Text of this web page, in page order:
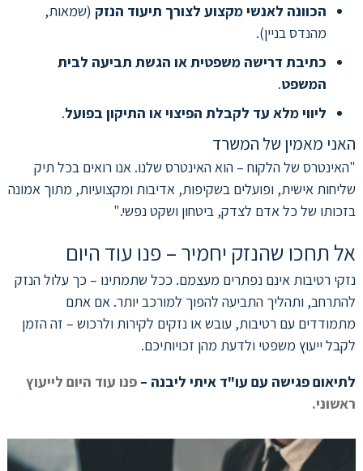
הכוונה לאנשי מקצוע לצורך תיעוד הנזק (שמאות,
מהנדס בניין).
כתיבת דרישה משפטית או הגשת תביעה לבית
המשפט.
ליווי מלא עד לקבלת הפיצוי או התיקון בפועל.
האני מאמין של המשרד
"האינטרס של הלקוח – הוא האינטרס שלנו. אנו רואים בכל תיק
שליחות אישית, ופועלים בשקיפות, אדיבות ומקצועיות, מתוך אמונה
בזכותו של כל אדם לצדק, ביטחון ושקט נפשי."
אל תחכו שהנזק יחמיר – פנו עוד היום
נזקי רטיבות אינם נפתרים מעצמם. ככל שתמתינו – כך עלול הנזק
להתרחב, ותהליך התביעה להפוך למורכב יותר. אם אתם
מתמודדים עם רטיבות, עובש או נזקים לקירות ולרכוש – זה הזמן
לקבל ייעוץ משפטי ולדעת מהן זכויותיכם.
לתיאום פגישה עם עו"ד איתי ליבנה – פנו עוד היום לייעוץ
ראשוני.